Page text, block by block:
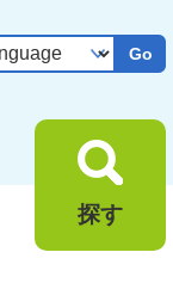
Go
探す